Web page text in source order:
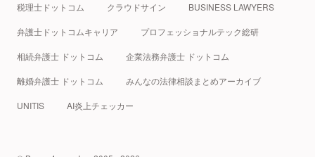
税理士ドットコム クラウドサイン BUSINESS LAWYERS
弁護士ドットコムキャリア プロフェッショナルテック総研
相続弁護士 ドットコム 企業法務弁護士 ドットコム
離婚弁護士 ドットコム みんなの法律相談まとめアーカイブ
UNITIS AI炎上チェッカー